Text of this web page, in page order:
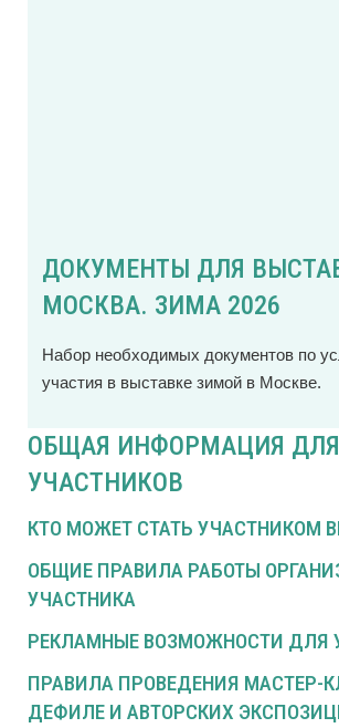
ДОКУМЕНТЫ ДЛЯ
МОСКВА. ЗИМА 2026
Набор необходимых документов по
участия в выставке зимой в Москве.
ОБЩАЯ ИНФОРМАЦИЯ ДЛЯ
УЧАСТНИКОВ
КТО МОЖЕТ СТАТЬ УЧАСТНИКОМ
ОБЩИЕ ПРАВИЛА РАБОТЫ
УЧАСТНИКА
РЕКЛАМНЫЕ ВОЗМОЖНОСТИ ДЛЯ
ПРАВИЛА ПРОВЕДЕНИЯ МАСТЕР-
ДЕФИЛЕ И АВТОРСКИХ